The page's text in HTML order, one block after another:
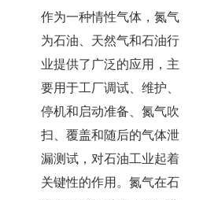
作为一种情性气体，氮气
为石油、天然气和石油行
业提供了广泛的应用，主
要用于工厂调试、维护、
停机和启动准备、氮气吹
扫、覆盖和随后的气体泄
漏测试，对石油工业起着
关键性的作用。氮气在石